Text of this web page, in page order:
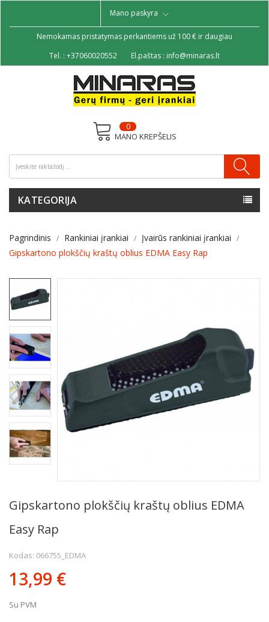
Mano paskyra
Nemokamas pristatymas perkantiems už 100 € ir daugiau
Tel. : +37060020552 El.paštas : info@minaras.lt
MANO KREPŠELIS
0
KATEGORIJA
Pagrindinis Rankiniai įrankiai
Įvairūs rankiniai įrankiai
Gipskartono plokščių kraštų oblius EDMA Easy Rap
Gipskartono plokščių kraštų oblius EDMA
Easy Rap
Kodas: 066755_EDMA
13,99 €
Su PVM